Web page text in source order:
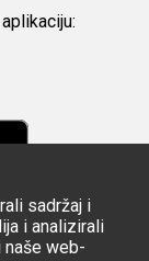
sadržaj i
i analizirali
web-